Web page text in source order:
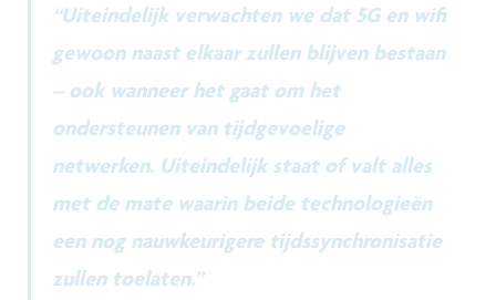
“Uiteindelijk verwachten we dat 5G en wifi
gewoon naast elkaar zullen blijven bestaan
– ook wanneer het gaat om het
ondersteunen van tijdgevoelige
netwerken. Uiteindelijk staat of valt alles
met de mate waarin beide technologieën
een nog nauwkeurigere tijdssynchronisatie
zullen toelaten.”